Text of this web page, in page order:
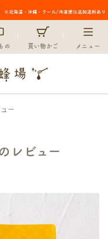
の 買い物かご メニュー
ー
レビュー